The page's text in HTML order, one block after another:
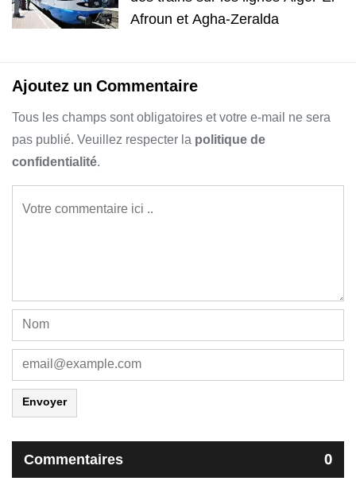
Afroun et Agha-Zeralda
Ajoutez un Commentaire
Tous les champs sont obligatoires et votre e-mail ne sera
pas publié. Veuillez respecter lapolitique de
confidentialité.
Envoyer
Commentaires 0